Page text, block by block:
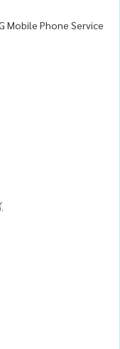
Mobile Phone Service